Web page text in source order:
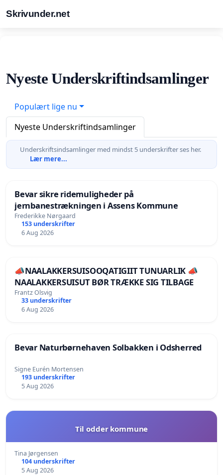
Skrivunder.net
Nyeste Underskriftindsamlinger
Populært lige nu
Nyeste Underskriftindsamlinger
Underskriftsindsamlinger med mindst 5 underskrifter ses her.
Lær mere...
Bevar sikre ridemuligheder på
jernbanestrækningen i Assens Kommune
Frederikke Nørgaard
153 underskrifter
6 Aug 2026
📣NAALAKKERSUISOOQATIGIIT TUNUARLIK 📣
NAALAKKERSUISUT BØR TRÆKKE SIG TILBAGE
Frantz Olsvig
33 underskrifter
6 Aug 2026
Bevar Naturbørnehaven Solbakken i Odsherred
Signe Eurén Mortensen
193 underskrifter
5 Aug 2026
Til odder kommune
Tina Jørgensen
104 underskrifter
5 Aug 2026